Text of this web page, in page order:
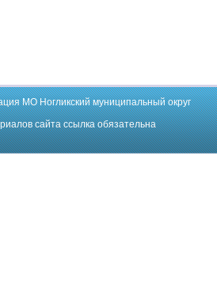
МО Ногликский муниципальный округ
сайта ссылка обязательна